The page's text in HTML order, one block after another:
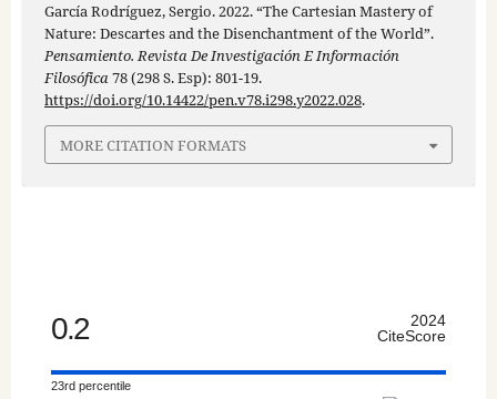
García Rodríguez, Sergio. 2022. “The Cartesian Mastery of
Nature: Descartes and the Disenchantment of the World”.
Pensamiento. Revista De Investigación E Información
Filosófica78 (298 S. Esp): 801-19.
https://doi.org/10.14422/pen.v78.i298.y2022.028.
MORE CITATION FORMATS
0.2
2024
CiteScore
23rd percentile